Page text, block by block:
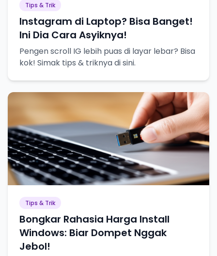
Tips & Trik
Instagram di Laptop? Bisa Banget!
Ini Dia Cara Asyiknya!
Pengen scroll IG lebih puas di layar lebar? Bisa
kok! Simak tips & triknya di sini.
Tips & Trik
Bongkar Rahasia Harga Install
Windows: Biar Dompet Nggak
Jebol!